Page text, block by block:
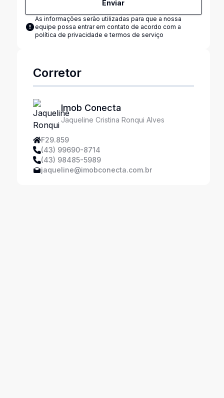
Enviar
As informações serão utilizadas para que a nossa
equipe possa entrar em contato de acordo com a
política de privacidade e termos de serviço
Corretor
Imob Conecta
Jaqueline Cristina Ronqui Alves
F29.859
(43) 99690-8714
(43) 98485-5989
jaqueline@imobconecta.com.br